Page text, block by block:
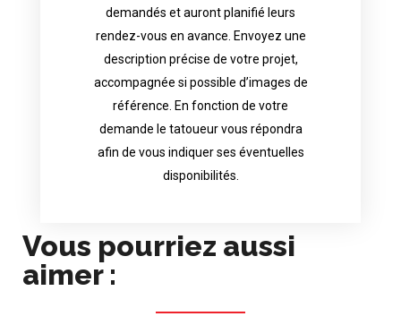
demandés et auront planifié leurs
rendez-vous en avance. Envoyez une
description précise de votre projet,
accompagnée si possible d’images de
référence. En fonction de votre
demande le tatoueur vous répondra
afin de vous indiquer ses éventuelles
disponibilités.
Contact directly the artist of your
choice because most are in great
appointments in advance. Send an
accurate description of your project, if
possible attached with reference
images. Depending your request, the
Vous pourriez aussi
aimer :